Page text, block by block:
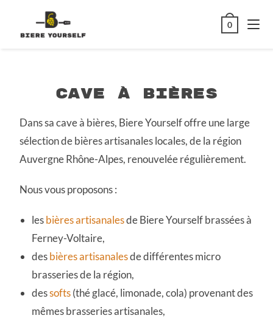
0
Cave à bières
Cave à bières
Dans sa cave à bières, Biere Yourself offre une large
sélection de bières artisanales locales, de la région
Auvergne Rhône-Alpes, renouvelée régulièrement.
Nous vous proposons :
lesbières artisanalesde Biere Yourself brassées à
Ferney-Voltaire,
desbières artisanalesde différentes micro
brasseries de la région,
dessofts(thé glacé, limonade, cola) provenant des
mêmes brasseries artisanales,